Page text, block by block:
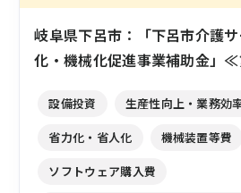
岐阜県下呂市：「下呂市介護
化・機械化促進事業補助金」
設備投資 生産性向上・業務効
省力化・省人化
機械装置等費
ソフトウェア購入費